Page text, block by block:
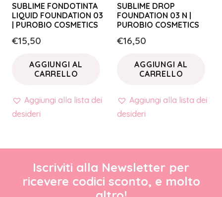
SUBLIME FONDOTINTA
LIQUID FOUNDATION 03
| PUROBIO COSMETICS
€15,50
AGGIUNGI AL
CARRELLO
Aggiungi alla lista dei
desideri
SUBLIME DROP
FOUNDATION 03 N |
PUROBIO COSMETICS
€16,50
AGGIUNGI AL
CARRELLO
Aggiungi alla lista dei
desideri
Iscriviti alla Newsletter per
ricevere codici sconto, e molto